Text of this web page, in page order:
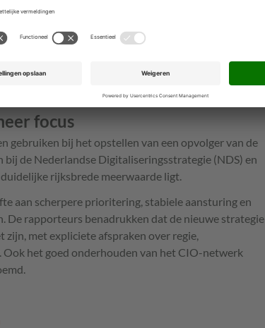
Van Marum dat hij de uitkomsten van de evaluatie
bijgedragen aan rijksbrede regie en samenwerking
Ik kan dan ook goed plaatsen dat de
Rijksoverheid behoefte is aan een nieuwe I-
eens dat er door de veelheid in thema’s en
en dat er steviger had kunnen worden gestuurd.’
focus
gebruiken bij het opstellen van een opvolger van de
de Nederlandse Digitaliseringsstrategie (NDS) en
rijksbrede meerwaarde ligt.
aan scherpere prioritering, stabiele aansturing en
De rapporteurs benadrukken dat de nieuwe strategie
met expliciete afspraken over regie,
het goed onderhouden van het CIO-netwerk